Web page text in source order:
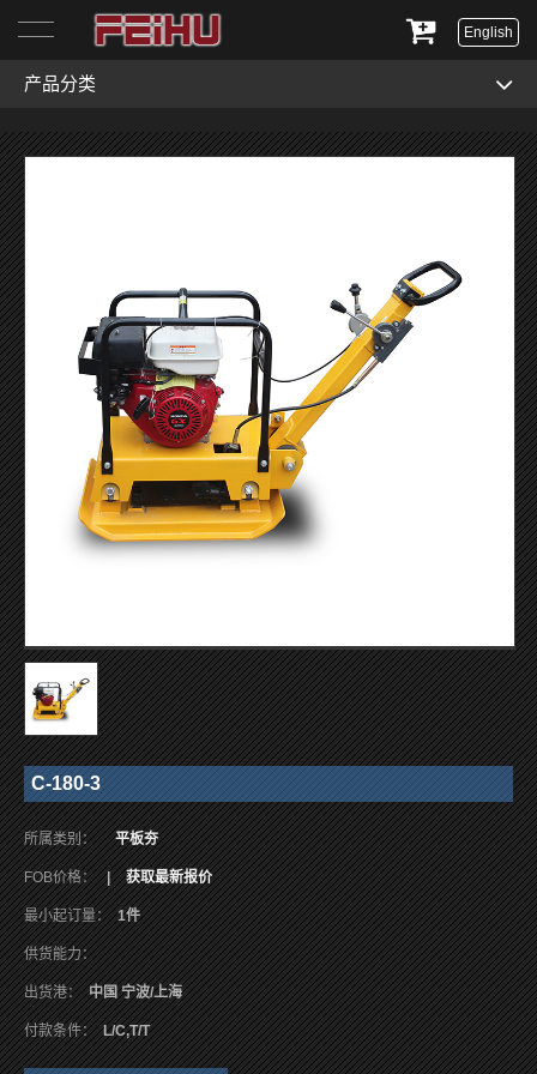
English
产品分类
C-180-3
所属类别： 平板夯
FOB价格： | 获取最新报价
最小起订量： 1件
供货能力：
出货港： 中国 宁波/上海
付款条件： L/C,T/T
首页
关于我们
新闻资讯
联系我们